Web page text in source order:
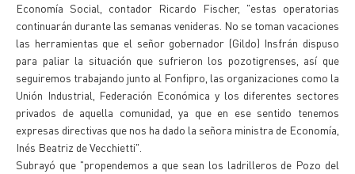
Economía Social, contador Ricardo Fischer, "estas operatorias
continuarán durante las semanas venideras. No se toman vacaciones
las herramientas que el señor gobernador (Gildo) Insfrán dispuso
para paliar la situación que sufrieron los pozotigrenses, así que
seguiremos trabajando junto al Fonfipro, las organizaciones como la
Unión Industrial, Federación Económica y los diferentes sectores
privados de aquella comunidad, ya que en ese sentido tenemos
expresas directivas que nos ha dado la señora ministra de Economía,
Inés Beatriz de Vecchietti".
Subrayó que "propendemos a que sean los ladrilleros de Pozo del